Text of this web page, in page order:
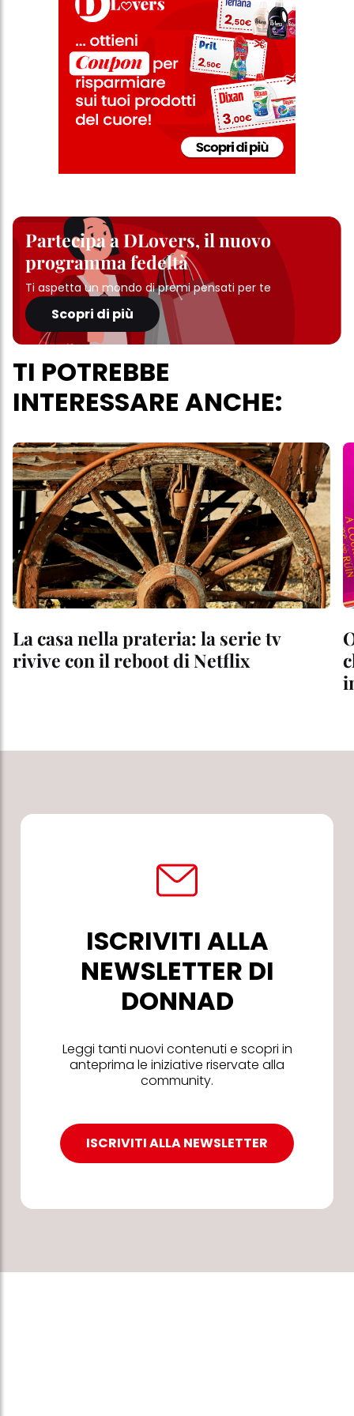
Partecipa a DLovers, il nuovo
programma fedeltà
Ti aspetta un mondo di premi pensati per te
Scopri di più
TI POTREBBE
INTERESSARE ANCHE:
La casa nella prateria: la serie tv
rivive con il reboot di Netflix
ISCRIVITI ALLA
NEWSLETTER DI
DONNAD
Leggi tanti nuovi contenuti e scopri in
anteprima le iniziative riservate alla
community.
ISCRIVITI ALLA NEWSLETTER